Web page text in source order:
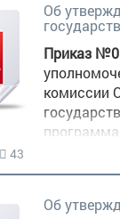
Об
Приказ
комиссии
43
Об